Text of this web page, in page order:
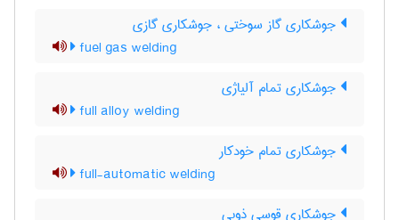
جوشکاری گاز سوختی ، جوشکاری گازی
fuel gas welding
جوشکاری تمام آلیاژی
full alloy welding
جوشکاری تمام خودکار
full-automatic welding
جوشکاری قوسی ذوبی